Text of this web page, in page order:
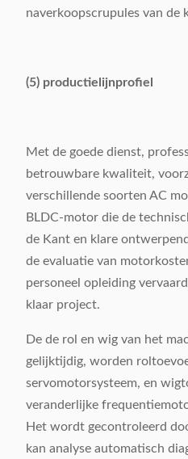
naverkoopscrupules van de
(5) productielijnprofiel
Met de goede dienst,
betrouwbare kwaliteit,
verschillende soorten AC
BLDC-motor die de
de Kant en klare
de evaluatie van
personeel opleiding
klaar project.
De de rol en wig van het
gelijktijdig, worden
servomotorsysteem, en
veranderlijke
Het wordt gecontroleerd
kan analyse automatisch